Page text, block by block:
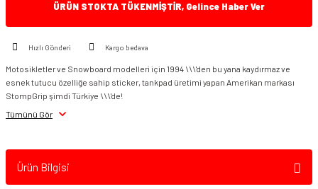
ÜRÜN STOKTA TÜKENMİŞTİR, Gelince Haber Ver
Hızlı Gönderi Kargo bedava
Motosikletler ve Snowboard modelleri için 1994 \\\'den bu yana kaydırmaz ve
esnek tutucu özelliğe sahip sticker, tankpad üretimi yapan Amerikan markası
StompGrip şimdi Türkiye \\\'de!
Tümünü Gör
Ürün Bilgisi